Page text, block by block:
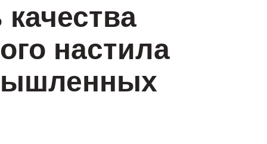
70
и склад: Калужская
район Боровский,
парк "Ворсино",
Изделия из
перфорированных
листов
Просечно-
настил
Металлоконструкция
Готовая продукция
настила